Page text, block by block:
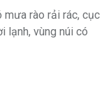
rào rải rác, cục
lạnh, vùng núi có